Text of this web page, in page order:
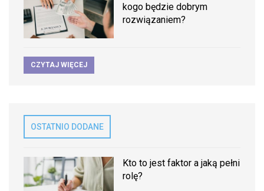
kogo będzie dobrym
rozwiązaniem?
CZYTAJ WIĘCEJ
OSTATNIO DODANE
Kto to jest faktor a jaką pełni
rolę?